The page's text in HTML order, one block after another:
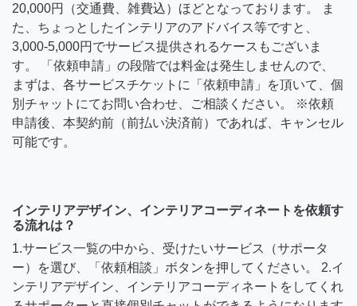
20,000円（交通費、雑費込）ほどとなっております。 ま
た、ちょっとしたインテリアのアドバイス等ですと、
3,000-5,000円でサービス提供されるケースもございま
す。 「依頼申請」の段階では料金は発生しませんので、
まずは、各サービスチケットに「依頼申請」を頂いて、個
別チャットにてお問い合わせ、ご相談ください。 ※依頼
申請後、本契約前（前払い決済前）であれば、キャンセル
可能です。
インテリアデザイン、インテリアコーディネートを依頼す
る流れは？
1.サービス一覧の中から、受けたいサービス（サポータ
ー）を選び、「依頼相談」ボタンを押してください。 2.イ
ンテリアデザイン、インテリアコーディネートをしてくれ